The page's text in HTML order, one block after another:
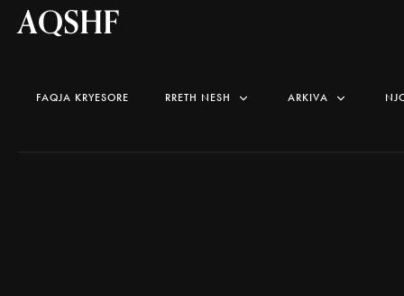
AQSHF
FAQJA KRYESORE RRETH NESH ARKIVA